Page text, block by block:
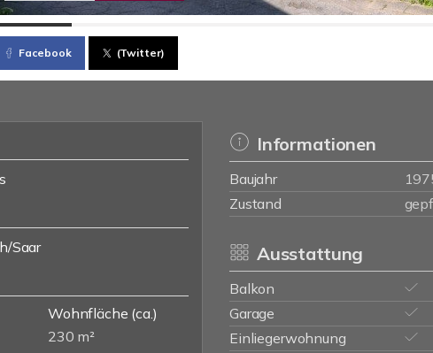
Facebook (Twitter)
Saar
Wohnfläche (ca.)
230 m²
Informationen
Baujahr
Zustand
Ausstattung
Balkon
Garage
Einliegerwohnung